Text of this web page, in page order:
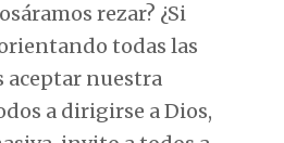
rezar? ¿Si
todas las
aceptar nuestra
a dirigirse a Dios,